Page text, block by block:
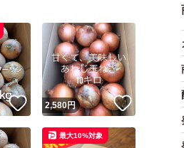
いいね！
2,580円
最大10%対象